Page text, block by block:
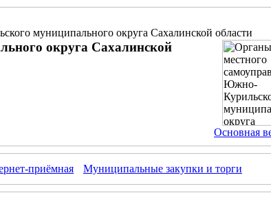
муниципального округа Сахалинской области
округа Сахалинской
Основная
приёмная Муниципальные закупки и торги